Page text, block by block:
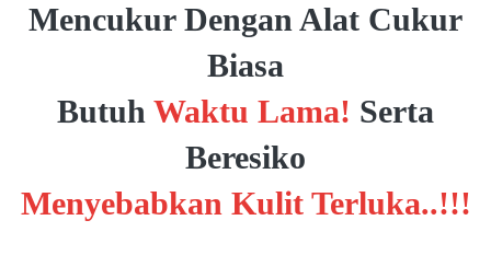
Mencukur Dengan Alat Cukur
Biasa
Butuh Waktu Lama! Serta
Beresiko
Menyebabkan Kulit Terluka..!!!